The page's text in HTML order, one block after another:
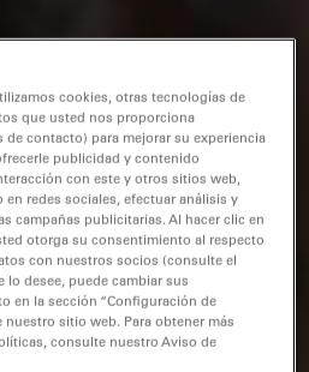
cookies, otras tecnologías de
que usted nos proporciona
contacto) para mejorar su experiencia
publicidad y contenido
con este y otros sitios web,
redes sociales, efectuar análisis y
campañas publicitarias. Al hacer clic en
otorga su consentimiento al respecto
con nuestros socios (consulte el
lo desee, puede cambiar sus
en la sección “Configuración de
nuestro sitio web. Para obtener más
consulte nuestro Aviso de